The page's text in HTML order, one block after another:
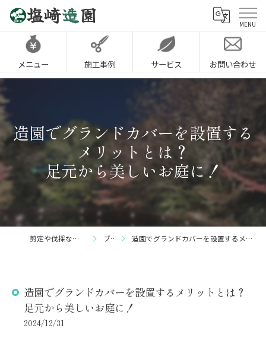
メニュー 施工事例 サービス お問い合わせ
造園でグランドカバーを設置する
メリットとは？
足元から美しいお庭に！
剪定や伐採なら神戸市の塩崎造園 ブログ 造園でグランドカバーを設置するメリットとは？足元から美しいお庭に！
造園でグランドカバーを設置するメリットとは？
足元から美しいお庭に！
2024/12/31